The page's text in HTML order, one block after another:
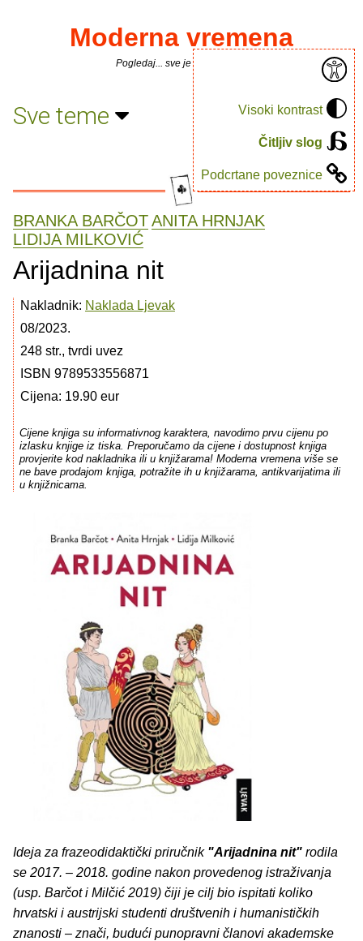
Visoki kontrast
Čitljiv slog
Podcrtane poveznice
Moderna vremena
Pogledaj... sve je puno knjiga.
Sve teme
BRANKA BARČOTANITA HRNJAK
LIDIJA MILKOVIĆ
Arijadnina nit
Nakladnik: Naklada Ljevak
08/2023.
248 str., tvrdi uvez
ISBN 9789533556871
Cijena: 19.90 eur
Cijene knjiga su informativnog karaktera, navodimo prvu cijenu po
izlasku knjige iz tiska. Preporučamo da cijene i dostupnost knjiga
provjerite kod nakladnika ili u knjižarama! Moderna vremena više se
ne bave prodajom knjiga, potražite ih u knjižarama, antikvarijatima ili
u knjižnicama.
Ideja za frazeodidaktički priručnik "Arijadnina nit" rodila
se 2017. – 2018. godine nakon provedenog istraživanja
(usp. Barčot i Milčić 2019) čiji je cilj bio ispitati koliko
hrvatski i austrijski studenti društvenih i humanističkih
znanosti – znači, budući punopravni članovi akademske